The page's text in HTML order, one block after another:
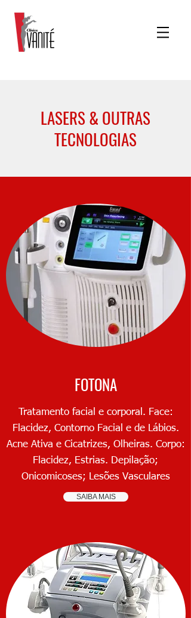
LASERS & OUTRAS
TECNOLOGIAS
FOTONA
Tratamento facial e corporal. Face:
Flacidez, Contorno Facial e de Lábios.
Acne Ativa e Cicatrizes, Olheiras. Corpo:
Flacidez, Estrias. Depilação;
Onicomicoses; Lesões Vasculares
SAIBA MAIS